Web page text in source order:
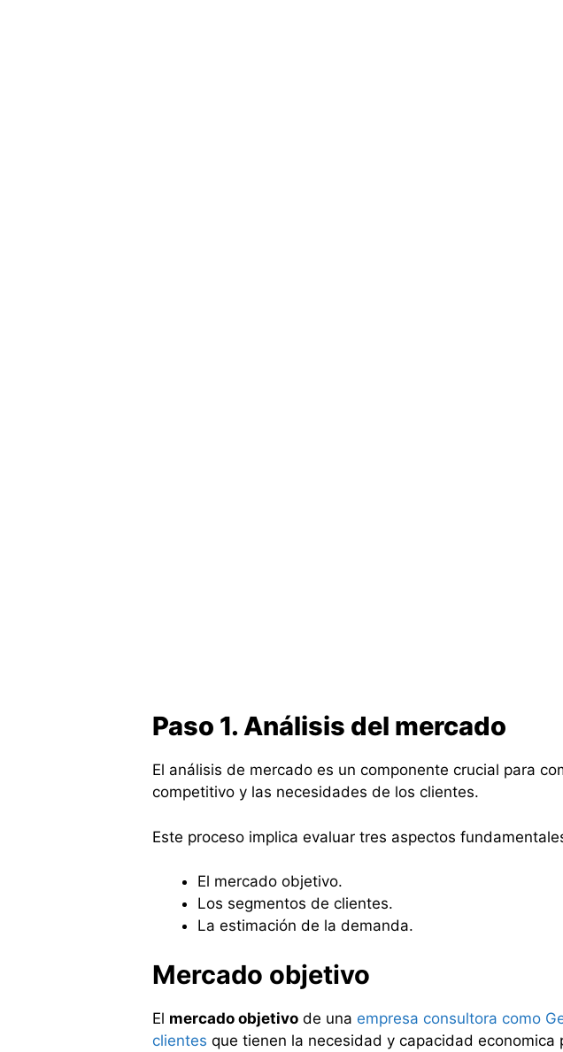
Paso 1. Análisis del mercado
El análisis de mercado es un componente crucial para
competitivo y las necesidades de los clientes.
Este proceso implica evaluar tres aspectos
El mercado objetivo.
Los segmentos de clientes.
La estimación de la demanda.
Mercado objetivo
El mercado objetivo de una empresa consultora como
clientes que tienen la necesidad y capacidad economica